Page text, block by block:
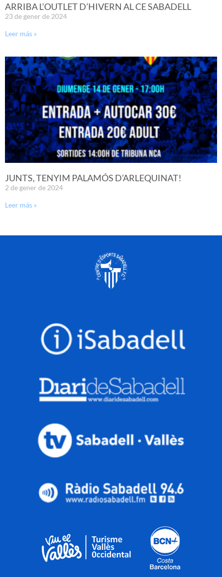
ARRIBA L’OUTLET D’HIVERN AL CE SABADELL
23 de gener de 2024
Leer más »
JUNTS, TENYIM PALAMÓS D’ARLEQUINAT!
2 de gener de 2024
Leer más »